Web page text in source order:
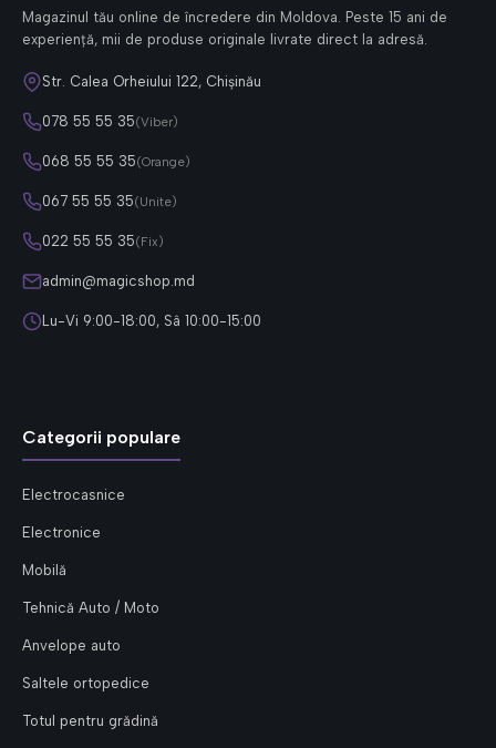
Magazinul tău online de încredere din Moldova. Peste 15 ani de
experiență, mii de produse originale livrate direct la adresă.
Str. Calea Orheiului 122, Chișinău
078 55 55 35(Viber)
068 55 55 35(Orange)
067 55 55 35(Unite)
022 55 55 35(Fix)
admin@magicshop.md
Lu-Vi 9:00-18:00, Sâ 10:00-15:00
Categorii populare
Electrocasnice
Electronice
Mobilă
Tehnică Auto / Moto
Anvelope auto
Saltele ortopedice
Totul pentru grădină